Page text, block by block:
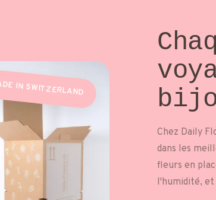
IN SWITZERLAND
Chez Daily
dans les
fleurs en
l'humidité,